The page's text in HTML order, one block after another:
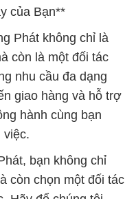
của Bạn**
Phát không chỉ là
còn là một đối tác
nhu cầu đa dạng
giao hàng và hỗ trợ
hành cùng bạn
việc.
bạn không chỉ
còn chọn một đối tác